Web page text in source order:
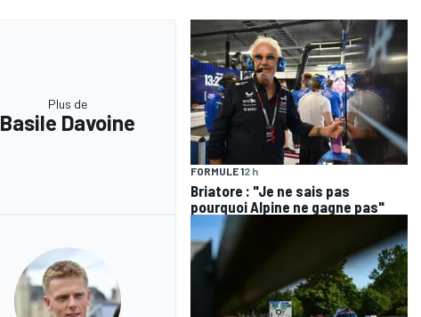
Plus de
Basile Davoine
FORMULE 12 h
Briatore : "Je ne sais pas
pourquoi Alpine ne gagne pas"